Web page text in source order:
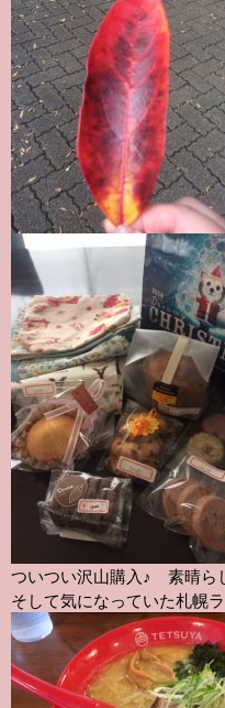
ついつい沢山購入♪ 素晴ら
そして気になっていた札幌